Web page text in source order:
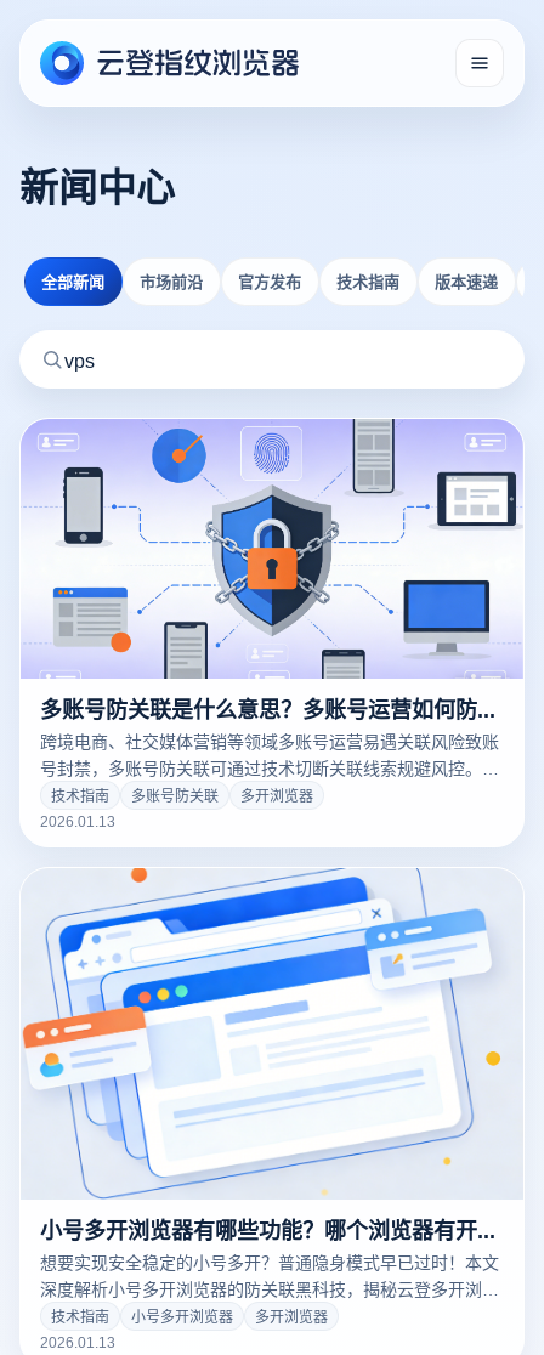
新闻中心
全部新闻 市场前沿 官方发布 技术指南 版本速递
多账号防关联是什么意思？多账号运营如何防止关联？
跨境电商、社交媒体营销等领域多账号运营易遇关联风险致账
号封禁，多账号防关联可通过技术切断关联线索规避风控。本
文解读核心逻辑，结合云登防关联浏览器分享实操方法，助力
账号安全运营。
技术指南 多账号防关联
多开浏览器
2026.01.13
小号多开浏览器有哪些功能？哪个浏览器有开小号的功能？
想要实现安全稳定的小号多开？普通隐身模式早已过时！本文
深度解析小号多开浏览器的防关联黑科技，揭秘云登多开浏览
器如何通过独立指纹环境与RPA自动化，助您轻松管理千个账
号，彻底告别封号烦恼。点击免费领取多账号运营方案！
技术指南 小号多开浏览器
多开浏览器
2026.01.13